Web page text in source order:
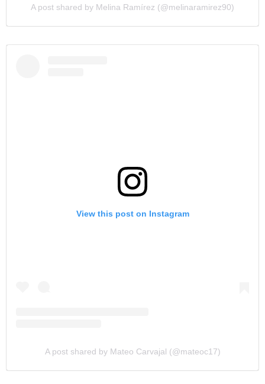
A post shared by Melina Ramírez (@melinaramirez90)
View this post on Instagram
A post shared by Mateo Carvajal (@mateoc17)